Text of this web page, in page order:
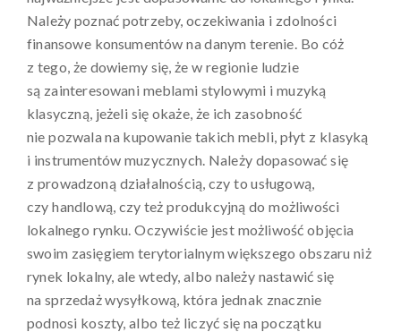
Należy poznać potrzeby, oczekiwania i zdolności
finansowe konsumentów na danym terenie. Bo cóż
z tego, że dowiemy się, że w regionie ludzie
są zainteresowani meblami stylowymi i muzyką
klasyczną, jeżeli się okaże, że ich zasobność
nie pozwala na kupowanie takich mebli, płyt z klasyką
i instrumentów muzycznych. Należy dopasować się
z prowadzoną działalnością, czy to usługową,
czy handlową, czy też produkcyjną do możliwości
lokalnego rynku. Oczywiście jest możliwość objęcia
swoim zasięgiem terytorialnym większego obszaru niż
rynek lokalny, ale wtedy, albo należy nastawić się
na sprzedaż wysyłkową, która jednak znacznie
podnosi koszty, albo też liczyć się na początku